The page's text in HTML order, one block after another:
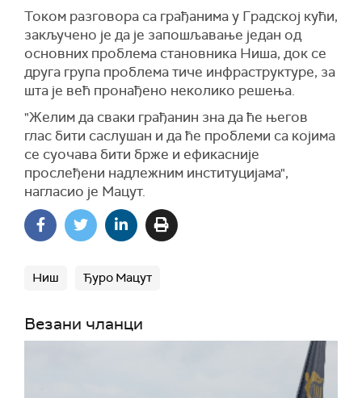
Током разговора са грађанима у Градској кући,
закључено је да је запошљавање један од
основних проблема становника Ниша, док се
друга група проблема тиче инфраструктуре, за
шта је већ пронађено неколико решења.
"Желим да сваки грађанин зна да ће његов
глас бити саслушан и да ће проблеми са којима
се суочава бити брже и ефикасније
прослеђени надлежним институцијама",
нагласио је Мацут.
Ниш Ђуро Мацут
Везани чланци